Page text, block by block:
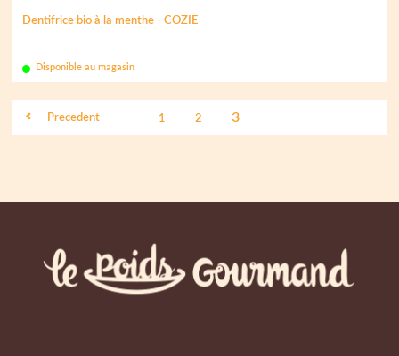
Dentifrice bio à la menthe - COZIE
Disponible au magasin
Precedent 1 2 3